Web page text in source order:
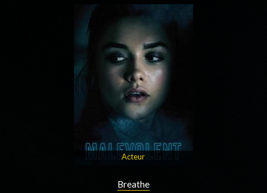
Acteur
Breathe